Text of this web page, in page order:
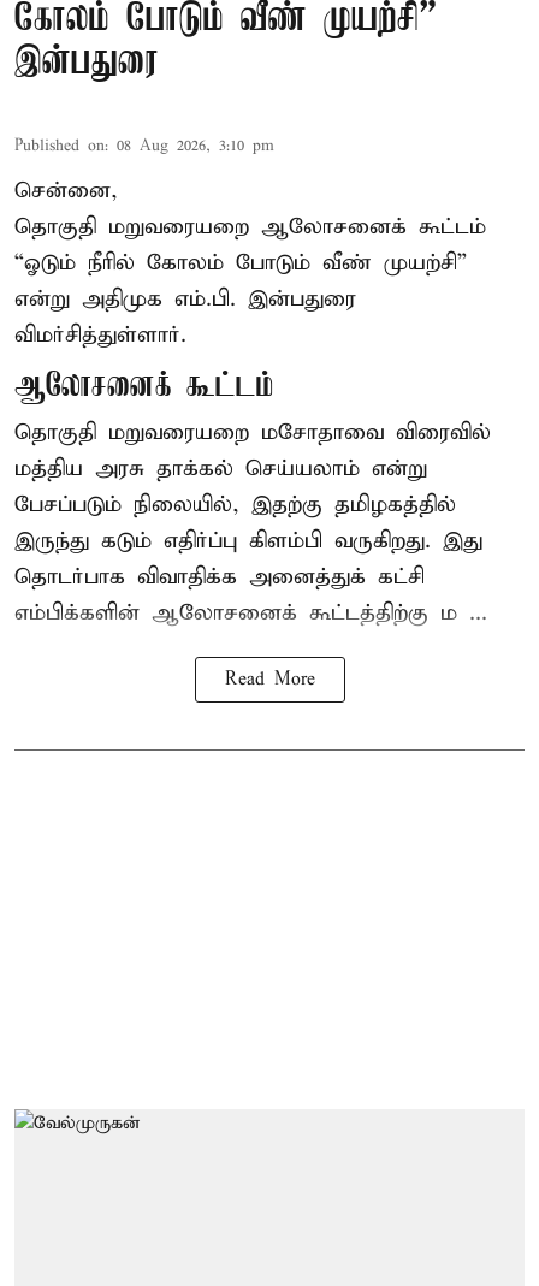
கோலம் போடும் வீண் முயற்சி” –
இன்பதுரை
Published on: 08 Aug 2026, 3:10 pm
சென்னை,
தொகுதி மறுவரையறை ஆலோசனைக் கூட்டம்
“ஓடும் நீரில் கோலம் போடும் வீண் முயற்சி”
என்று அதிமுக எம்.பி. இன்பதுரை
விமர்சித்துள்ளார்.
ஆலோசனைக் கூட்டம்
தொகுதி மறுவரையறை மசோதாவை விரைவில்
மத்திய அரசு தாக்கல் செய்யலாம் என்று
பேசப்படும் நிலையில், இதற்கு தமிழகத்தில்
இருந்து கடும் எதிர்ப்பு கிளம்பி வருகிறது. இது
தொடர்பாக விவாதிக்க அனைத்துக் கட்சி
எம்பிக்களின் ஆலோசனைக் கூட்டத்திற்கு ம ...
Read More